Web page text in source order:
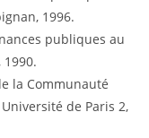
1996.
publiques au
1990.
la Communauté
de Paris 2,